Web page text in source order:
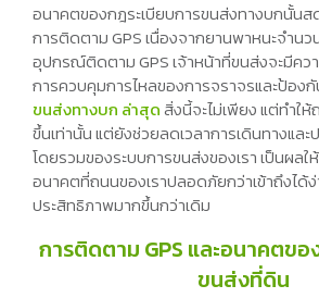
อนาคตของกฎระเบียบการขนส่งทางบกนั้นส
การติดตาม GPS เนื่องจากยานพาหนะจำน
อุปกรณ์ติดตาม GPS เจ้าหน้าที่ขนส่งจะมีคว
การควบคุมการไหลของการจราจรและป้อง
ขนส่งทางบก ล่าสุดสิ่งนี้จะไม่เพียง แต่ทำใ
ขึ้นเท่านั้น แต่ยังช่วยลดเวลาการเดินทางแล
โดยรวมของระบบการขนส่งของเรา เป็นผลใ
อนาคตที่ถนนของเราปลอดภัยกว่าเข้าถึงได้
ประสิทธิภาพมากขึ้นกว่าเดิม
การติดตาม GPS และอนาคตขอ
ขนส่งที่ดิน